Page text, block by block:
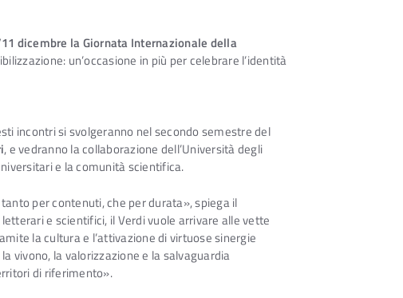
dicembre la Giornata Internazionale della
un’occasione in più per celebrare l’identità
incontri si svolgeranno nel secondo semestre del
, e vedranno la collaborazione dell’Università degli
e la comunità scientifica.
per contenuti, che per durata», spiega il
e scientifici, il Verdi vuole arrivare alle vette
la cultura e l’attivazione di virtuose sinergie
vivono, la valorizzazione e la salvaguardia
di riferimento».